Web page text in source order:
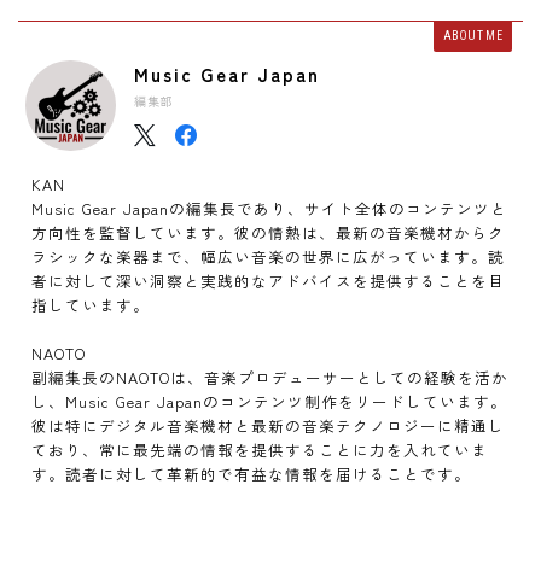
ABOUT ME
Music Gear Japan
編集部
KAN
Music Gear Japanの編集長であり、サイト全体のコンテンツと
方向性を監督しています。彼の情熱は、最新の音楽機材からク
ラシックな楽器まで、幅広い音楽の世界に広がっています。読
者に対して深い洞察と実践的なアドバイスを提供することを目
指しています。
NAOTO
副編集長のNAOTOは、音楽プロデューサーとしての経験を活か
し、Music Gear Japanのコンテンツ制作をリードしています。
彼は特にデジタル音楽機材と最新の音楽テクノロジーに精通し
ており、常に最先端の情報を提供することに力を入れていま
す。読者に対して革新的で有益な情報を届けることです。